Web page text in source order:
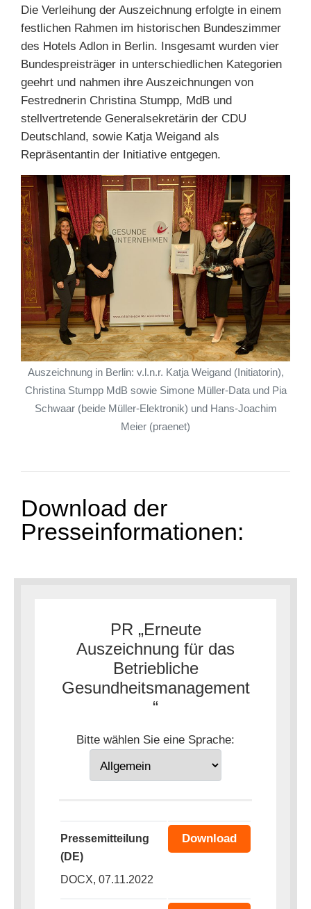
Die Verleihung der Auszeichnung erfolgte in einem
festlichen Rahmen im historischen Bundeszimmer
des Hotels Adlon in Berlin. Insgesamt wurden vier
Bundespreisträger in unterschiedlichen Kategorien
geehrt und nahmen ihre Auszeichnungen von
Festrednerin Christina Stumpp, MdB und
stellvertretende Generalsekretärin der CDU
Deutschland, sowie Katja Weigand als
Repräsentantin der Initiative entgegen.
Auszeichnung in Berlin: v.l.n.r. Katja Weigand (Initiatorin),
Christina Stumpp MdB sowie Simone Müller-Data und Pia
Schwaar (beide Müller-Elektronik) und Hans-Joachim
Meier (praenet)
Download der
Presseinformationen:
PR „Erneute
Auszeichnung für das
Betriebliche
Gesundheitsmanagement
“
Bitte wählen Sie eine Sprache:
Pressemitteilung
(DE)
DOCX, 07.11.2022
Download